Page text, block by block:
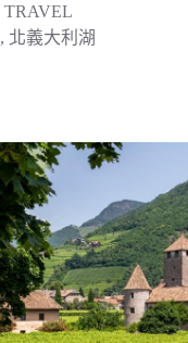
TRAVEL
, 北義大利湖